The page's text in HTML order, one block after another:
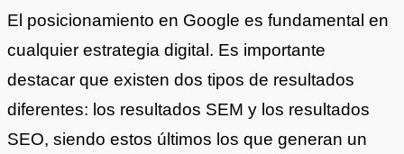
El posicionamiento en Google es fundamental en
cualquier estrategia digital. Es importante
destacar que existen dos tipos de resultados
diferentes: los resultados SEM y los resultados
SEO, siendo estos últimos los que generan un